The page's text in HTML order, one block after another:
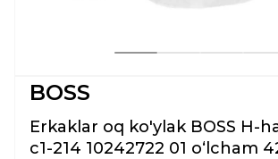
BOSS
Erkaklar oq ko'ylak BOSS H-
c1-214 10242722 01 oʻlcham